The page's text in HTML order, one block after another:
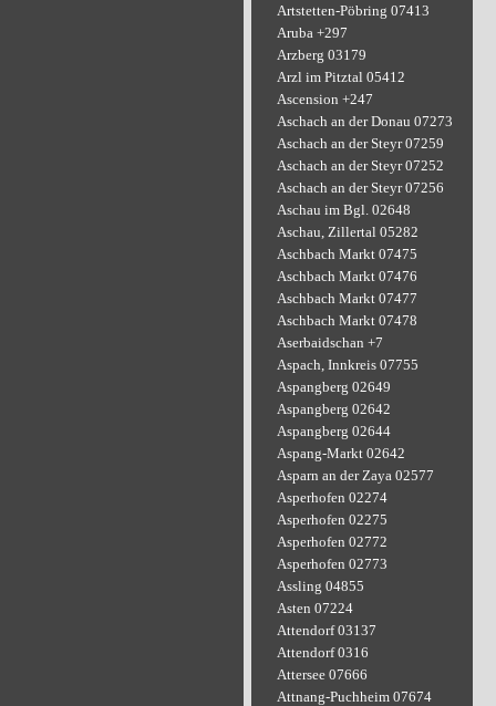
Artstetten-Pöbring 07413
Aruba +297
Arzberg 03179
Arzl im Pitztal 05412
Ascension +247
Aschach an der Donau 07273
Aschach an der Steyr 07259
Aschach an der Steyr 07252
Aschach an der Steyr 07256
Aschau im Bgl. 02648
Aschau, Zillertal 05282
Aschbach Markt 07475
Aschbach Markt 07476
Aschbach Markt 07477
Aschbach Markt 07478
Aserbaidschan +7
Aspach, Innkreis 07755
Aspangberg 02649
Aspangberg 02642
Aspangberg 02644
Aspang-Markt 02642
Asparn an der Zaya 02577
Asperhofen 02274
Asperhofen 02275
Asperhofen 02772
Asperhofen 02773
Assling 04855
Asten 07224
Attendorf 03137
Attendorf 0316
Attersee 07666
Attnang-Puchheim 07674